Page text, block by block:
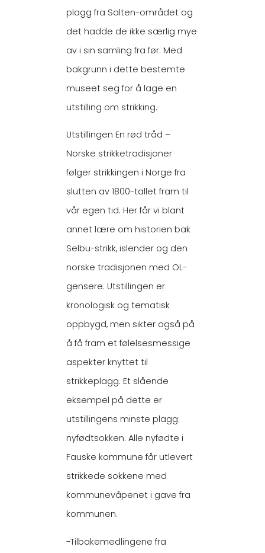
plagg fra Salten-området og
det hadde de ikke særlig mye
av i sin samling fra før. Med
bakgrunn i dette bestemte
museet seg for å lage en
utstilling om strikking.
Utstillingen En rød tråd –
Norske strikketradisjoner
følger strikkingen i Norge fra
slutten av 1800-tallet fram til
vår egen tid. Her får vi blant
annet lære om historien bak
Selbu-strikk, islender og den
norske tradisjonen med OL-
gensere. Utstillingen er
kronologisk og tematisk
oppbygd, men sikter også på
å få fram et følelsesmessige
aspekter knyttet til
strikkeplagg. Et slående
eksempel på dette er
utstillingens minste plagg:
nyfødtsokken. Alle nyfødte i
Fauske kommune får utlevert
strikkede sokkene med
kommunevåpenet i gave fra
kommunen.
-Tilbakemedlingene fra